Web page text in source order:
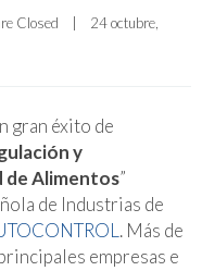
Closed
24 octubre,
gran éxito de
y
de Alimentos”
de Industrias de
. Más de
empresas e